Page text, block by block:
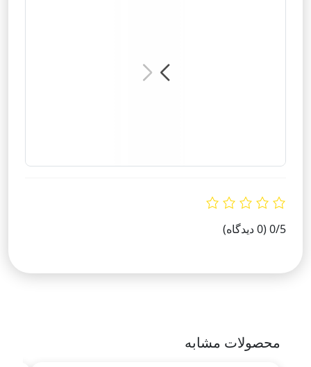
0/5(0 دیدگاه)
محصولات مشابه